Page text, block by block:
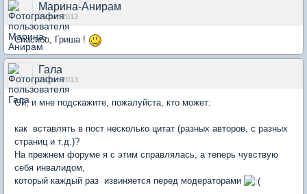
Марина-Анирам
26 окт 2013
Спасибо, Гриша !
Гала
28 окт 2013
Ой, и мне подскажите, пожалуйста, кто может:
как вставлять в пост несколько цитат (разных авторов, с разных
страниц и т.д.)?
На прежнем форуме я с этим справлялась, а теперь чувствую
себя инвалидом,
который каждый раз извиняется перед модераторами